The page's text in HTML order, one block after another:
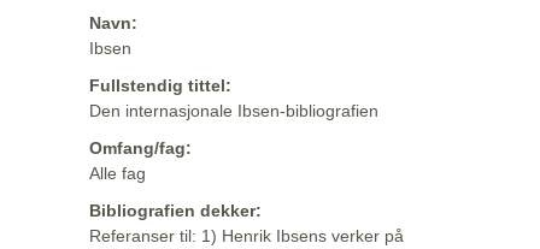
Navn:
Ibsen
Fullstendig tittel:
Den internasjonale Ibsen-bibliografien
Omfang/fag:
Alle fag
Bibliografien dekker:
Referanser til: 1) Henrik Ibsens verker på